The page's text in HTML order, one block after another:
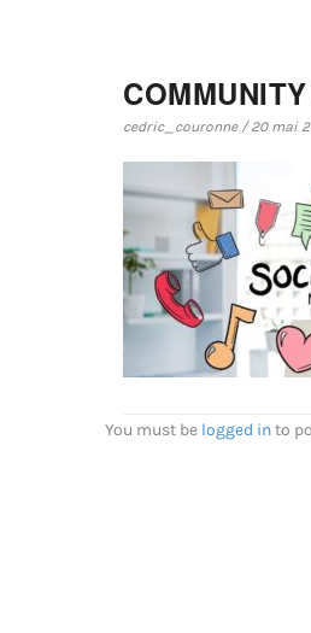
cedric_couronne / 20 mai
You must be logged into